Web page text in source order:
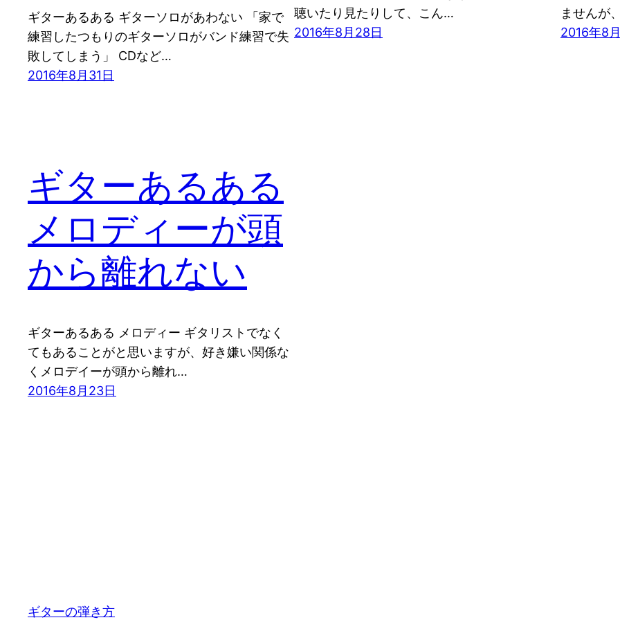
ギターあるある ギターソロがあわない 「家で
練習したつもりのギターソロがバンド練習で失
敗してしまう」 CDなど…
2016年8月31日
聴いたり見たりして、こん…
2016年8月28日
ませんが
2016年8
ギターあるある
メロディーが頭
から離れない
ギターあるある メロディー ギタリストでなく
てもあることがと思いますが、好き嫌い関係な
くメロデイーが頭から離れ…
2016年8月23日
ギターの弾き方